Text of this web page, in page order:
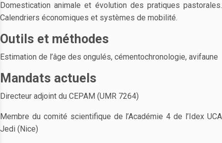
Domestication animale et évolution des pratiques pastorales.
Calendriers économiques et systèmes de mobilité.
Outils et méthodes
Estimation de l’âge des ongulés, cémentochronologie, avifaune
Mandats actuels
Directeur adjoint du CEPAM (UMR 7264)
Membre du comité scientifique de l’Académie 4 de l’Idex UCA
Jedi (Nice)